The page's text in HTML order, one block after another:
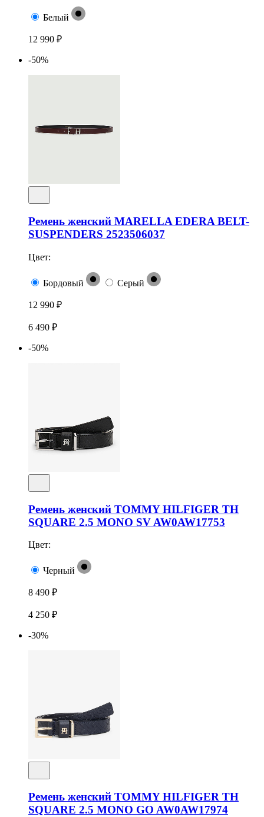
Белый
12 990 ₽
-50%
Ремень женский MARELLA EDERA BELT-
SUSPENDERS 2523506037
Цвет:
Бордовый Серый
12 990 ₽
6 490 ₽
-50%
Ремень женский TOMMY HILFIGER TH
SQUARE 2.5 MONO SV AW0AW17753
Цвет:
Черный
8 490 ₽
4 250 ₽
-30%
Ремень женский TOMMY HILFIGER TH
SQUARE 2.5 MONO GO AW0AW17974